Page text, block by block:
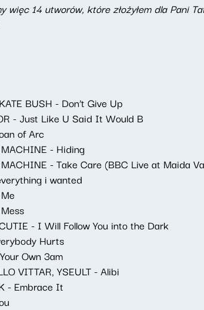
więc 14 utworów, które złożyłem dla Pani
BUSH - Don’t Give Up
- Just Like U Said It Would B
of Arc
MACHINE - Hiding
MACHINE - Take Care (BBC Live at Maida
i wanted
- I Will Follow You into the Dark
Hurts
Own 3am
VITTAR, YSEULT - Alibi
- Embrace It